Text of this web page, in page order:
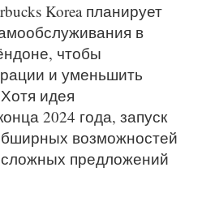
Korea планирует
в
чтобы
и уменьшить
идея
2024 года, запуск
возможностей
предложений